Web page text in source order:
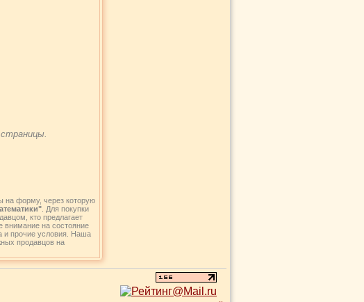
на форму, через которую
. Для покупки
кто предлагает
внимание на состояние
и прочие условия. Наша
продавцов на